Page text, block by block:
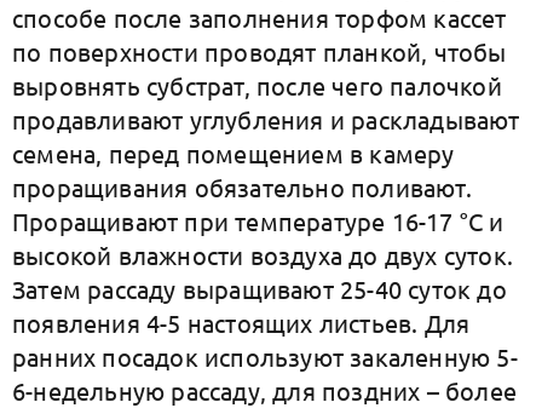
способе после заполнения торфом кассет
по поверхности проводят планкой, чтобы
выровнять субстрат, после чего палочкой
продавливают углубления и раскладывают
семена, перед помещением в камеру
проращивания обязательно поливают.
Проращивают при температуре 16-17 °С и
высокой влажности воздуха до двух суток.
Затем рассаду выращивают 25-40 суток до
появления 4-5 настоящих листьев. Для
ранних посадок используют закаленную 5-
6-недельную рассаду, для поздних – более